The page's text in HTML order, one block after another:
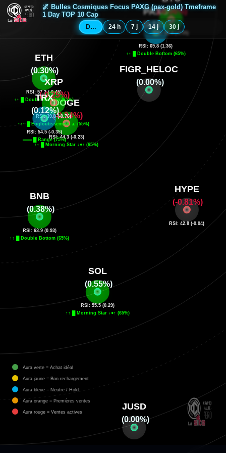
🌌 Bulles Cosmiques Focus PAXG (pax-gold) Tmeframe
1 Day TOP 10 Cap
Depuis minuit
24 h 7 j 14 j 30 j